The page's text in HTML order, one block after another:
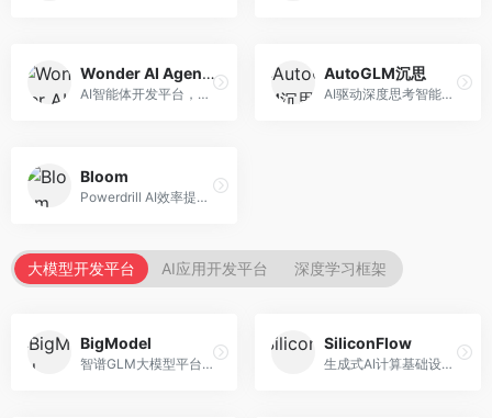
Wonder AI Agents
AI智能体开发平台，专注于低代码智能体创建。面向开发者，提供可视化开发、模板库、部署服务等功能，开发门槛低。
AutoGLM沉思
AI驱动深度思考智能体，专注于复杂推理任务。面向高级用户，提供深度分析、逻辑推理、决策支持等服务，推理能力强。
Bloom
Powerdrill AI效率提升平台，专注于企业智能化。面向企业用户，提供智能体创建、流程自动化、数据分析等服务，企业效率提升显著。
大模型开发平台 AI应用开发平台 深度学习框架
BigModel
智谱GLM大模型平台，提供API调用与模型服务。面向开发者和企业用户，提供GLM系列模型API、微调服务、应用开发工具等，开源生态完善。
SiliconFlow
生成式AI计算基础设施平台，专注于模型推理服务。面向开发者和企业，提供多模型API、高性能推理、成本优化等服务，推理性价比高。